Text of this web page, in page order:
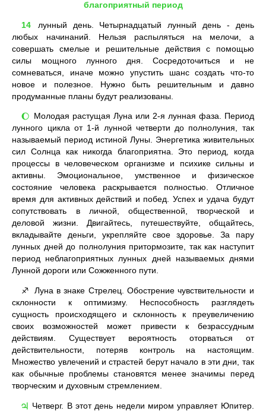
благоприятный период
14
лунный день. Четырнадцатый лунный день - день
любых начинаний. Нельзя распыляться на мелочи, а
совершать смелые и решительные действия с помощью
силы мощного лунного дня. Сосредоточиться и не
сомневаться, иначе можно упустить шанс создать что-то
новое и полезное. Нужно быть решительным и давно
продуманные планы будут реализованы.
🌔
Молодая растущая Луна или 2-я лунная фаза. Период
лунного цикла от 1-й лунной четверти до полнолуния, так
называемый период истиной Луны. Энергетика живительных
сил Солнца как никогда благоприятна. Это период, когда
процессы в человеческом организме и психике сильны и
активны. Эмоциональное, умственное и физическое
состояние человека раскрывается полностью. Отличное
время для активных действий и побед. Успех и удача будут
сопутствовать в личной, общественной, творческой и
деловой жизни. Двигайтесь, путешествуйте, общайтесь,
вкладывайте деньги, укрепляйте свое здоровье. За пару
лунных дней до полнолуния притормозите, так как наступит
период неблагоприятных лунных дней называемых днями
Лунной дороги или Сожженного пути.
♐
Луна в знаке Стрелец. Обострение чувствительности и
склонности к оптимизму. Неспособность разглядеть
сущность происходящего и склонность к преувеличению
своих возможностей может привести к безрассудным
действиям. Существует вероятность оторваться от
действительности, потеряв контроль на настоящим.
Множество увлечений и страстей берут начало в эти дни, так
как обычные проблемы становятся менее значимы перед
творческим и духовным стремлением.
♃
Четверг. В этот день недели миром управляет Юпитер.